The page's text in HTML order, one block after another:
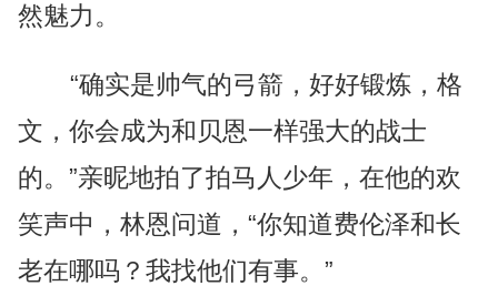
然魅力。
“确实是帅气的弓箭，好好锻炼，格
文，你会成为和贝恩一样强大的战士
的。”亲昵地拍了拍马人少年，在他的欢
笑声中，林恩问道，“你知道费伦泽和长
老在哪吗？我找他们有事。”